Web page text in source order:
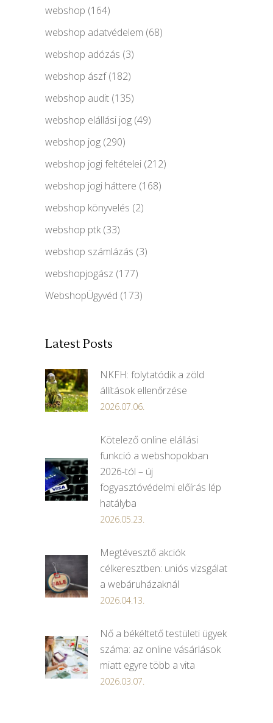
webshop (164)
webshop adatvédelem (68)
webshop adózás (3)
webshop ászf(182)
webshop audit (135)
webshop elállási jog (49)
webshop jog (290)
webshop jogi feltételei (212)
webshop jogi háttere (168)
webshop könyvelés (2)
webshop ptk(33)
webshop számlázás (3)
webshopjogász (177)
WebshopÜgyvéd (173)
Latest Posts
NKFH: folytatódik a zöld
állítások ellenőrzése
2026.07.06.
Kötelező online elállási
funkció a webshopokban
2026-tól – új
fogyasztóvédelmi előírás lép
hatályba
2026.05.23.
Megtévesztő akciók
célkeresztben: uniós vizsgálat
a webáruházaknál
2026.04.13.
Nő a békéltető testületi ügyek
száma: az online vásárlások
miatt egyre több a vita
2026.03.07.